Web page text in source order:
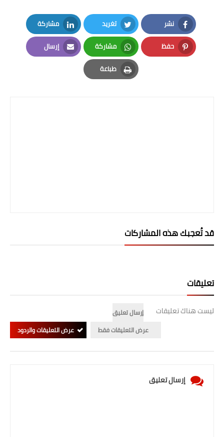
المرحلة الابتدائية
المرحلة المتوسطة
المرحلة الاعدادية
الجامعات
نشر
Facebook
تغريد
Twitter
مشاركة
LinkedIn
حفظ
Pinterest
مشاركة
Whatsapp
إرسال
Email
طباعة
Print
قد تُعجبك هذه المشاركات
تعليقات
ليست هناك تعليقات
إرسال تعليق
عرض التعليقات فقط
عرض التعليقات والردود
إرسال تعليق